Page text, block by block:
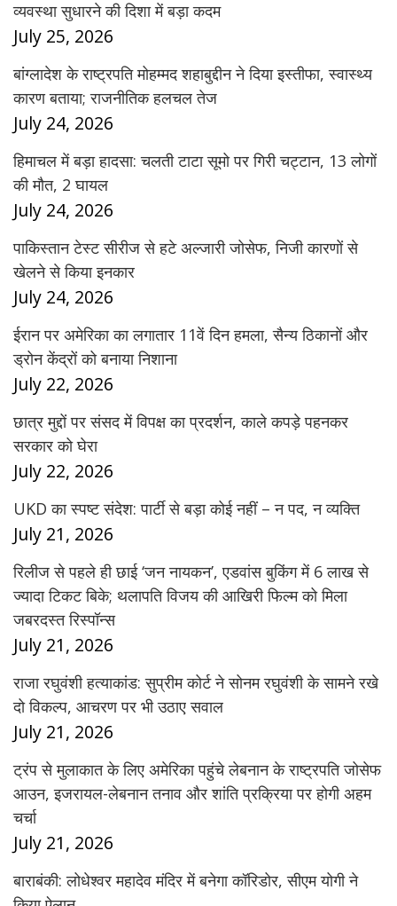
व्यवस्था सुधारने की दिशा में बड़ा कदम
July 25, 2026
बांग्लादेश के राष्ट्रपति मोहम्मद शहाबुद्दीन ने दिया इस्तीफा, स्वास्थ्य
कारण बताया; राजनीतिक हलचल तेज
July 24, 2026
हिमाचल में बड़ा हादसा: चलती टाटा सूमो पर गिरी चट्टान, 13 लोगों
की मौत, 2 घायल
July 24, 2026
पाकिस्तान टेस्ट सीरीज से हटे अल्जारी जोसेफ, निजी कारणों से
खेलने से किया इनकार
July 24, 2026
ईरान पर अमेरिका का लगातार 11वें दिन हमला, सैन्य ठिकानों और
ड्रोन केंद्रों को बनाया निशाना
July 22, 2026
छात्र मुद्दों पर संसद में विपक्ष का प्रदर्शन, काले कपड़े पहनकर
सरकार को घेरा
July 22, 2026
UKD का स्पष्ट संदेश: पार्टी से बड़ा कोई नहीं – न पद, न व्यक्ति
July 21, 2026
रिलीज से पहले ही छाई ‘जन नायकन’, एडवांस बुकिंग में 6 लाख से
ज्यादा टिकट बिके; थलापति विजय की आखिरी फिल्म को मिला
जबरदस्त रिस्पॉन्स
July 21, 2026
राजा रघुवंशी हत्याकांड: सुप्रीम कोर्ट ने सोनम रघुवंशी के सामने रखे
दो विकल्प, आचरण पर भी उठाए सवाल
July 21, 2026
ट्रंप से मुलाकात के लिए अमेरिका पहुंचे लेबनान के राष्ट्रपति जोसेफ
आउन, इजरायल-लेबनान तनाव और शांति प्रक्रिया पर होगी अहम
चर्चा
July 21, 2026
बाराबंकी: लोधेश्वर महादेव मंदिर में बनेगा कॉरिडोर, सीएम योगी ने